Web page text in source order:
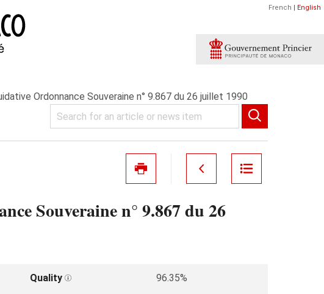
French | English
Ordonnance Souveraine n° 9.867 du 26 juillet 1990
Souveraine n° 9.867 du 26
Quality
96.35%